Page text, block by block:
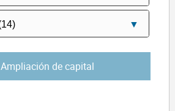
Ampliación de capital